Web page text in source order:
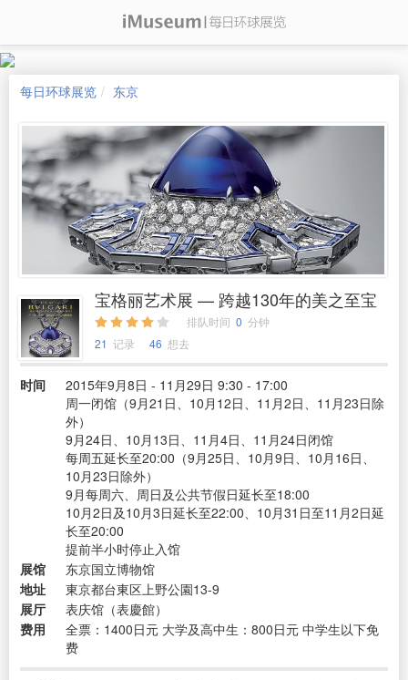
每日环球展览 东京
宝格丽艺术展 — 跨越130年的美之至宝
排队时间 0 分钟
21 记录 46 想去
时间
2015年9月8日 - 11月29日 9:30 - 17:00
周一闭馆（9月21日、10月12日、11月2日、11月23日除
外）
9月24日、10月13日、11月4日、11月24日闭馆
每周五延长至20:00（9月25日、10月9日、10月16日、
10月23日除外）
9月每周六、周日及公共节假日延长至18:00
10月2日及10月3日延长至22:00、10月31日至11月2日延
长至20:00
提前半小时停止入馆
展馆
东京国立博物馆
地址
東京都台東区上野公園13-9
展厅
表庆馆（表慶館）
费用
全票：1400日元 大学及高中生：800日元 中学生以下免
费